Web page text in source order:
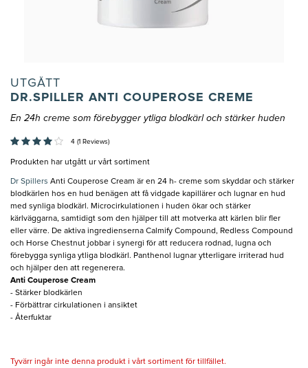
UTGÅTT
DR.SPILLER ANTI COUPEROSE CREME
En 24h creme som förebygger ytliga blodkärl och stärker huden
4 (1 Reviews)
Produkten har utgått ur vårt sortiment
Dr Spillers Anti Couperose Cream är en 24 h- creme som skyddar och stärker
blodkärlen hos en hud benägen att få vidgade kapillärer och lugnar en hud
med synliga blodkärl. Microcirkulationen i huden ökar och stärker
kärlväggarna, samtidigt som den hjälper till att motverka att kärlen blir fler
eller värre. De aktiva ingredienserna Calmify Compound, Redless Compound
och Horse Chestnut jobbar i synergi för att reducera rodnad, lugna och
förebygga synliga ytliga blodkärl. Panthenol lugnar ytterligare irriterad hud
och hjälper den att regenerera.
Anti Couperose Cream
- Stärker blodkärlen
- Förbättrar cirkulationen i ansiktet
- Återfuktar
Tyvärr ingår inte denna produkt i vårt sortiment för tillfället.